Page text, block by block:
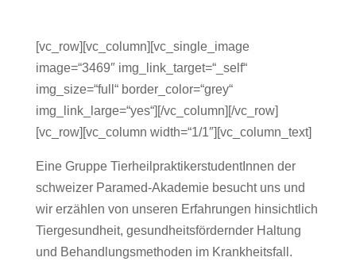
[vc_row][vc_column][vc_single_image
image=“3469″ img_link_target=“_self“
img_size=“full“ border_color=“grey“
img_link_large=“yes“][/vc_column][/vc_row]
[vc_row][vc_column width=“1/1″][vc_column_text]
Eine Gruppe TierheilpraktikerstudentInnen der
schweizer Paramed-Akademie besucht uns und
wir erzählen von unseren Erfahrungen hinsichtlich
Tiergesundheit, gesundheitsfördernder Haltung
und Behandlungsmethoden im Krankheitsfall.